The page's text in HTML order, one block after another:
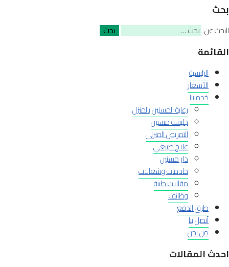
بحث
البحث عن:
القائمة
الرئيسية
الآسعار
خدماتنا
رعاية المسنين بالمنزل
جليسة مسنين
التمريض المنزلي
علاج طبيعي
دار مسنين
خادمات وشغالات
مقالات طبية
وظائف
طرق الدفع
أتصل بنا
من نحن
احدث المقالات